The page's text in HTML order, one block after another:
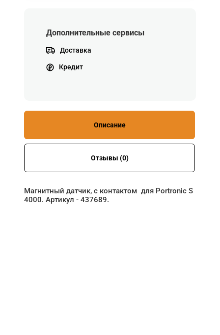
Дополнительные сервисы
Доставка
Кредит
Описание
Отзывы (0)
Магнитный датчик, с контактом для Portronic S
4000. Артикул - 437689.